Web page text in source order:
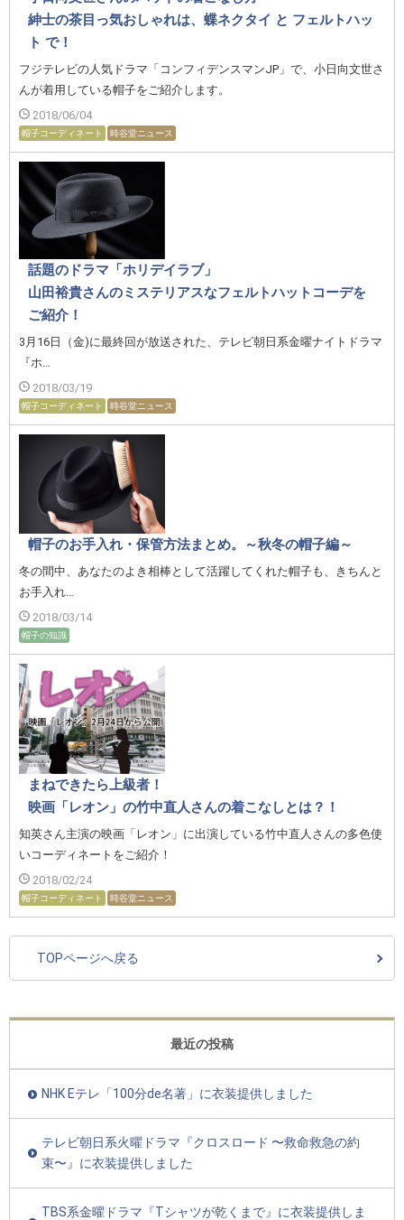
紳士の茶目っ気おしゃれは、蝶ネクタイ と フェルトハッ
ト で！
フジテレビの人気ドラマ「コンフィデンスマンJP」で、小日向文世さ
んが着用している帽子をご紹介します。
2018/06/04
帽子コーディネート 時谷堂ニュース
話題のドラマ「ホリデイラブ」
山田裕貴さんのミステリアスなフェルトハットコーデを
ご紹介！
3月16日（金)に最終回が放送された、テレビ朝日系金曜ナイトドラマ
『ホ…
2018/03/19
帽子コーディネート 時谷堂ニュース
帽子のお手入れ・保管方法まとめ。～秋冬の帽子編～
冬の間中、あなたのよき相棒として活躍してくれた帽子も、きちんと
お手入れ…
2018/03/14
帽子の知識
まねできたら上級者！
映画「レオン」の竹中直人さんの着こなしとは？！
知英さん主演の映画「レオン」に出演している竹中直人さんの多色使
いコーディネートをご紹介！
2018/02/24
帽子コーディネート 時谷堂ニュース
TOPページへ戻る
最近の投稿
NHK Eテレ「100分de名著」に衣装提供しました
テレビ朝日系火曜ドラマ『クロスロード 〜救命救急の約
束〜』に衣装提供しました
TBS系金曜ドラマ『Tシャツが乾くまで』に衣装提供しま